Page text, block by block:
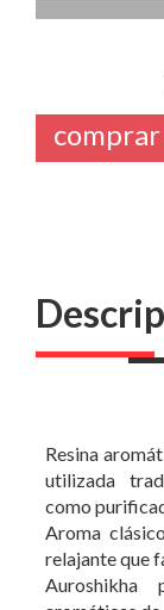
comprar
Resina
utilizada
como
Aroma
relajante que